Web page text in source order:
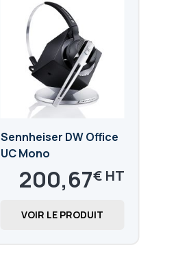
Sennheiser DW Office
UC Mono
200,67€
VOIR LE PRODUIT